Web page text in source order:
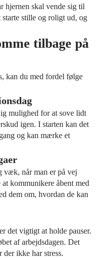
hjernen skal vende sig til
stille og roligt ud, og
tilbage på
kan du med fordel følge
mulighed for at sove lidt
igen. I starten kan det
og kan mærke et
væk, når man er på vej
kommunikere åbent med
dem om, hvordan de kan
det vigtigt at holde pauser.
af arbejdsdagen. Det
ikke har stress.